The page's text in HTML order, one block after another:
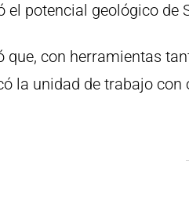
el potencial geológico de
que, con herramientas
la unidad de trabajo